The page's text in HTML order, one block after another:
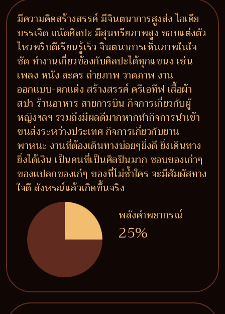
มีความคิดสร้างสรรค์ มีจินตนาการสูงส่ง ไอเดีย
บรรเจิด ถนัดศิลปะ มีสุนทรียภาพสูง ชอบแต่งตัว
ไหวพริบดีเรียนรู้เร็ว จินตนาการเห็นภาพในใจ
ชัด ทำงานเกี่ยวข้องกับศิลปะได้ทุกแขนง เช่น
เพลง หนัง ละคร ถ่ายภาพ วาดภาพ งาน
ออกแบบ-ตกแต่ง สร้างสรรค์ ครีเอทีฟ เสื้อผ้า
สปา ร้านอาหาร สายการบิน กิจการเกี่ยวกับผู้
หญิงฯลฯ รวมถึงมีผลดีมากหากทำกิจการนำเข้า
ขนส่งระหว่างประเทศ กิจการเกี่ยวกับยาน
พาหนะ งานที่ต้องเดินทางบ่อยๆยิ่งดี ยิ่งเดินทาง
ยิ่งได้เงิน เป็นคนที่เป็นศิลปินมาก ชอบของเก่าๆ
ของแปลกของเก๋ๆ ของที่ไม่ซ้ำใคร จะมีสัมผัสทาง
ใจดี สังหรณ์แล้วเกิดขึ้นจริง
พลังคำพยากรณ์
25%